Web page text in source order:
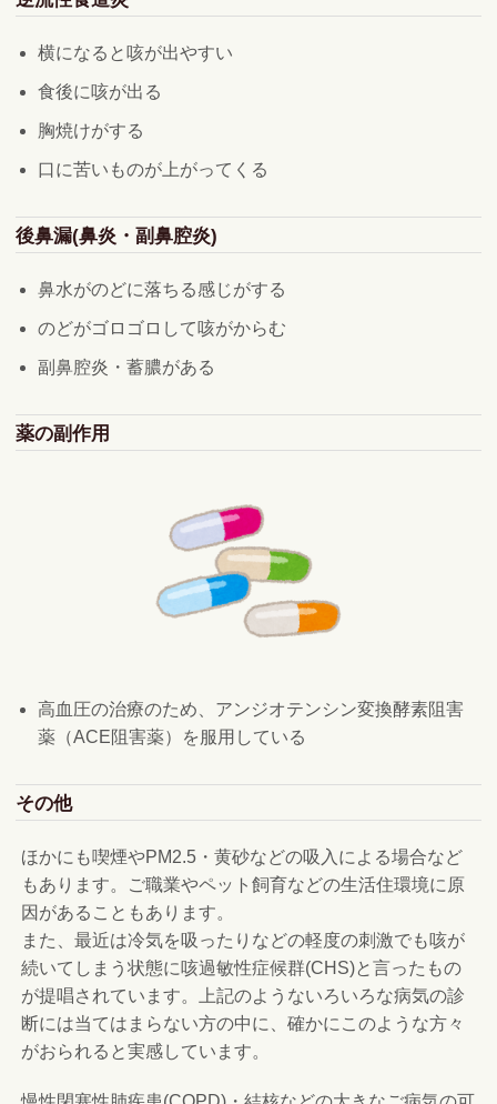
横になると咳が出やすい
食後に咳が出る
胸焼けがする
口に苦いものが上がってくる
後鼻漏(鼻炎・副鼻腔炎)
鼻水がのどに落ちる感じがする
のどがゴロゴロして咳がからむ
副鼻腔炎・蓄膿がある
薬の副作用
高血圧の治療のため、アンジオテンシン変換酵素阻害
薬（ACE阻害薬）を服用している
その他
ほかにも喫煙やPM2.5・黄砂などの吸入による場合など
もあります。ご職業やペット飼育などの生活住環境に原
因があることもあります。
また、最近は冷気を吸ったりなどの軽度の刺激でも咳が
続いてしまう状態に咳過敏性症候群(CHS)と言ったもの
が提唱されています。上記のようないろいろな病気の診
断には当てはまらない方の中に、確かにこのような方々
がおられると実感しています。